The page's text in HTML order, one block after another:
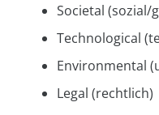
Societal (sozial/
Technological
Environmental
Legal (rechtlich)